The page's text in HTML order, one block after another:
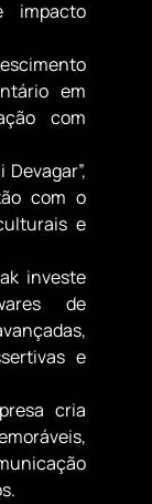
impacto
em
com
com o
e
investe
de
e
cria